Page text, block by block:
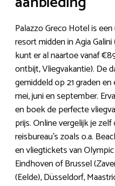
Palazzo Greco Hotel is
resort midden in Agia
kunt er al naartoe vanaf
ontbijt, Vliegvakantie). De
gemiddeld op 21 graden
mei, juni en september.
en boek de perfecte
prijs. Online vergelijk je
reisbureau’s zoals o.a.
en vliegtickets van
Eindhoven of Brussel
(Eelde), Düsseldorf,